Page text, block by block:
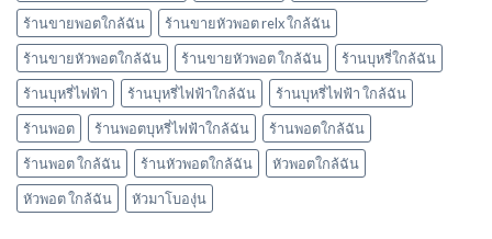
ร้านขายพอตใกล้ฉัน
ร้านขายหัวพอต relx ใกล้ฉัน
ร้านขายหัวพอตใกล้ฉัน
ร้านขายหัวพอต ใกล้ฉัน
ร้านบุหรี่ใกล้ฉัน
ร้านบุหรี่ไฟฟ้า
ร้านบุหรี่ไฟฟ้าใกล้ฉัน
ร้านบุหรี่ไฟฟ้า ใกล้ฉัน
ร้านพอต
ร้านพอตบุหรี่ไฟฟ้าใกล้ฉัน
ร้านพอตใกล้ฉัน
ร้านพอต ใกล้ฉัน
ร้านหัวพอตใกล้ฉัน
หัวพอตใกล้ฉัน
หัวพอต ใกล้ฉัน
หัวมาโบองุ่น